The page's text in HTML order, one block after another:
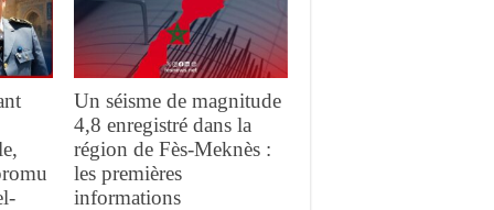
Un séisme de magnitude
4,8 enregistré dans la
région de Fès-Meknès :
les premières
informations